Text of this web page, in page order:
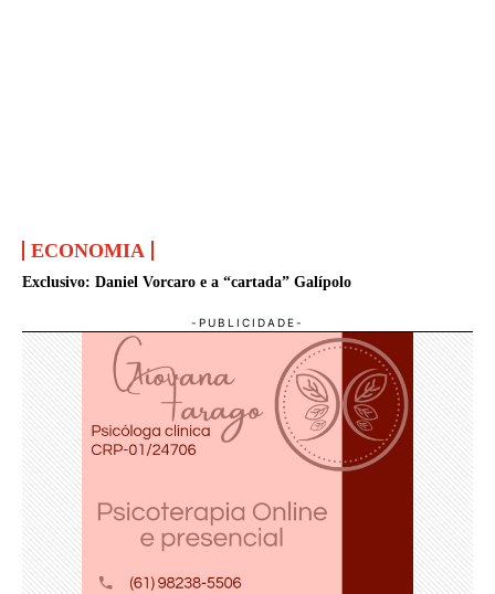
ECONOMIA
Exclusivo: Daniel Vorcaro e a “cartada” Galípolo